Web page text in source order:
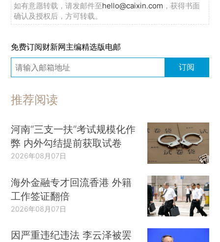
如有意愿转载，请发邮件至hello@caixin.com ，获得书面
确认及授权后，方可转载。
免费订阅财新网主编精选版电邮
订阅
推荐阅读
河南“三支一扶”考试规模化作
弊 内外勾结提前获取试卷
2026年08月07日
海外金融专才回流香港 外籍
工作签证翻倍
2026年08月07日
因严重违纪违法 李云泽被罢